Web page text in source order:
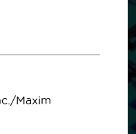
Maxim